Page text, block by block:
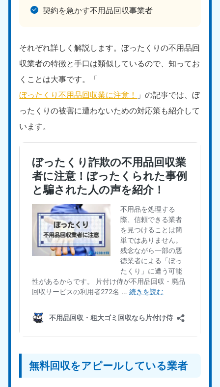
契約を急かす不用品回収事業者
それぞれ詳しく解説します。ぼったくりの不用品回
収業者の特徴と手口は類似しているので、知ってお
くことは大事です。「
ぼったくり不用品回収業に注意！
」の記事では、ぼ
ったくりの被害に遭わないための対応策も紹介して
います。
無料回収をアピールしている業者